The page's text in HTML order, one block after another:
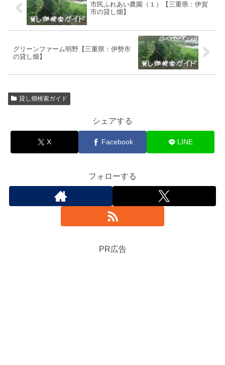
市民ふれあい農園（１）【三重県：伊賀
市の貸し畑】
グリーンファーム明野【三重県：伊勢市
の貸し畑】
貸し畑検索ガイド
シェアする
X Facebook LINE
フォローする
PR広告